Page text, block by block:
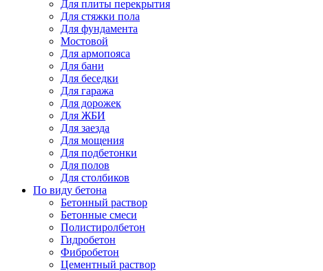
Для плиты перекрытия
Для стяжки пола
Для фундамента
Мостовой
Для армопояса
Для бани
Для беседки
Для гаража
Для дорожек
Для ЖБИ
Для заезда
Для мощения
Для подбетонки
Для полов
Для столбиков
По виду бетона
Бетонный раствор
Бетонные смеси
Полистиролбетон
Гидробетон
Фибробетон
Цементный раствор